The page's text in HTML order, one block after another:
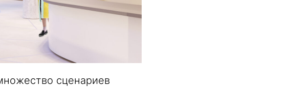
сценариев